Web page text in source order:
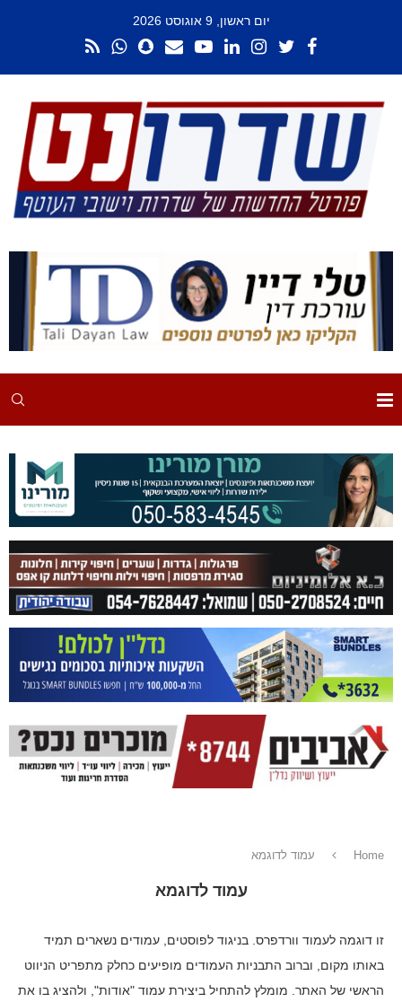
יום ראשון, 9 אוגוסט 2026
Home עמוד לדוגמא
עמוד לדוגמא
זו דוגמה לעמוד וורדפרס. בניגוד לפוסטים, עמודים נשארים תמיד
באותו מקום, וברוב התבניות העמודים מופיעים כחלק מתפריט הניווט
הראשי של האתר. מומלץ להתחיל ביצירת עמוד "אודות", ולהציג בו את